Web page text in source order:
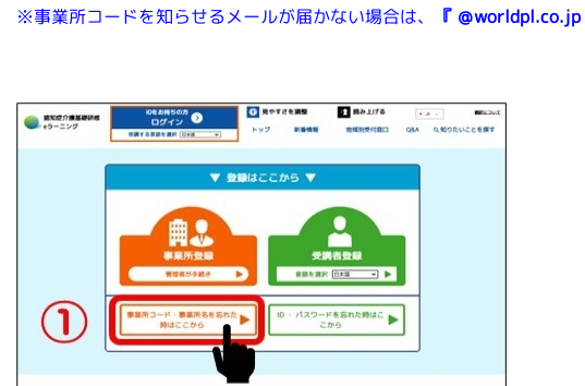
※事業所コードを知らせるメールが届かない場合は、 『 ＠worldpl.co.jp